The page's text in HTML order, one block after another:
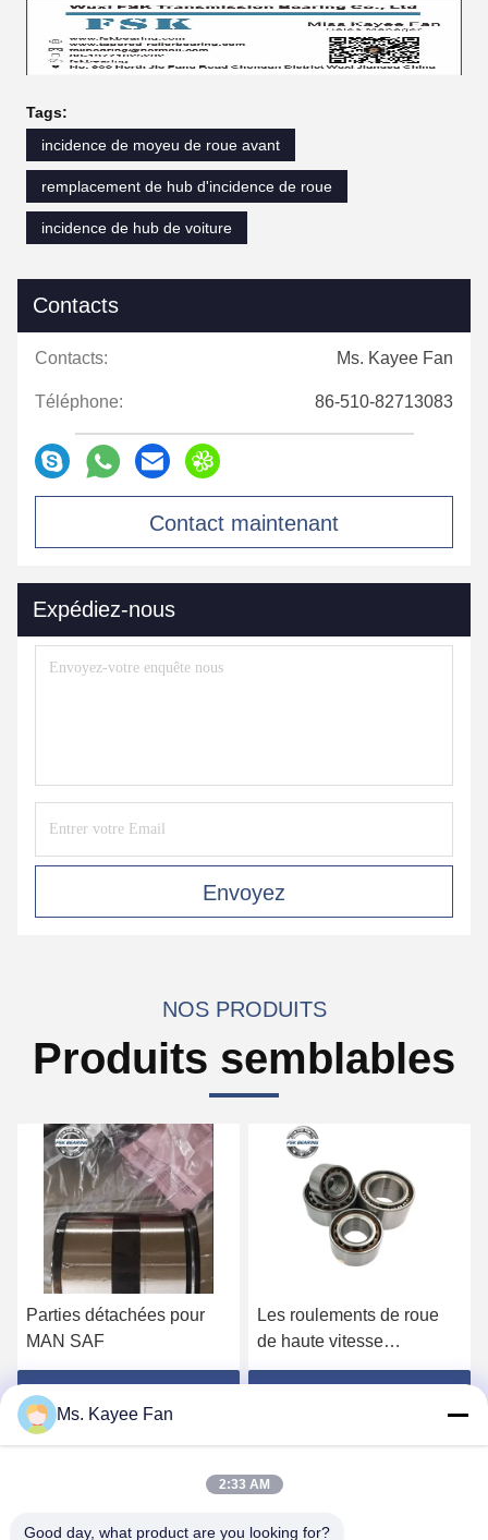
Tags:
incidence de moyeu de roue avant
remplacement de hub d'incidence de roue
incidence de hub de voiture
Contacts
Contacts: Ms. Kayee Fan
Téléphone: 86-510-82713083
Contact maintenant
Expédiez-nous
Envoyez
NOS PRODUITS
Produits semblables
Parties détachées pour
MAN SAF
Obtenez le meilleur prix
Les roulements de roue
de haute vitesse
DU49840048 11062176
49X84X48mm acier de
haute qualité
Ms. Kayee Fan
2:33 AM
Good day, what product are you looking for?